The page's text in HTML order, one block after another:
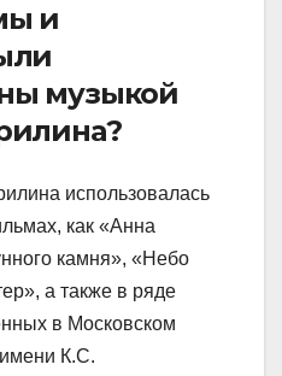
и
музыкой
использовалась
как «Анна
камня», «Небо
а также в ряде
в Московском
К.С.